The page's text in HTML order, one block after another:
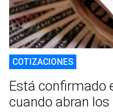
COTIZACIONES
Está confirmado
cuando abran